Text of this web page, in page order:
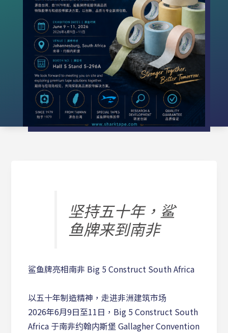
坚持五十年，鲨
鱼牌来到南非
鲨鱼牌亮相南非 Big 5 Construct South Africa
以五十年制造精神，走进非洲建筑市场
2026年6月9日至11日，Big 5 Construct South
Africa 于南非约翰内斯堡 Gallagher Convention